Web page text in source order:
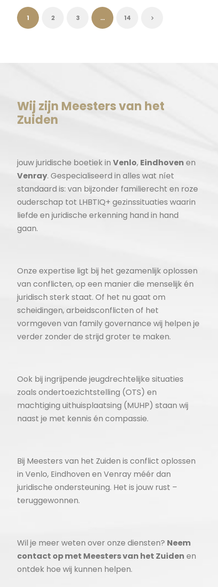
1 2 3 … 14
Wij zijn Meesters van het
Zuiden
jouw juridische boetiek in Venlo, Eindhoven en
Venray. Gespecialiseerd in alles wat níet
standaard is: van bijzonder familierecht en roze
ouderschap tot LHBTIQ+ gezinssituaties waarin
liefde en juridische erkenning hand in hand
gaan.
Onze expertise ligt bij het gezamenlijk oplossen
van conflicten, op een manier die menselijk én
juridisch sterk staat. Of het nu gaat om
scheidingen, arbeidsconflicten of het
vormgeven van family governance wij helpen je
verder zonder de strijd groter te maken.
Ook bij ingrijpende jeugdrechtelijke situaties
zoals ondertoezichtstelling (OTS) en
machtiging uithuisplaatsing (MUHP) staan wij
naast je met kennis én compassie.
Bij Meesters van het Zuiden is conflict oplossen
in Venlo, Eindhoven en Venray méér dan
juridische ondersteuning. Het is jouw rust –
teruggewonnen.
Wil je meer weten over onze diensten? Neem
contact op met Meesters van het Zuiden en
ontdek hoe wij kunnen helpen.